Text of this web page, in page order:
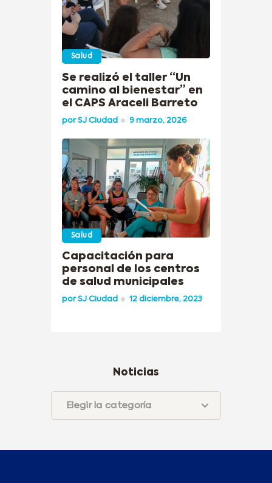
Salud
Se realizó el taller “Un
camino al bienestar” en
el CAPS Araceli Barreto
porSJ Ciudad 9 marzo, 2026
Salud
Capacitación para
personal de los centros
de salud municipales
porSJ Ciudad 12 diciembre, 2023
Noticias